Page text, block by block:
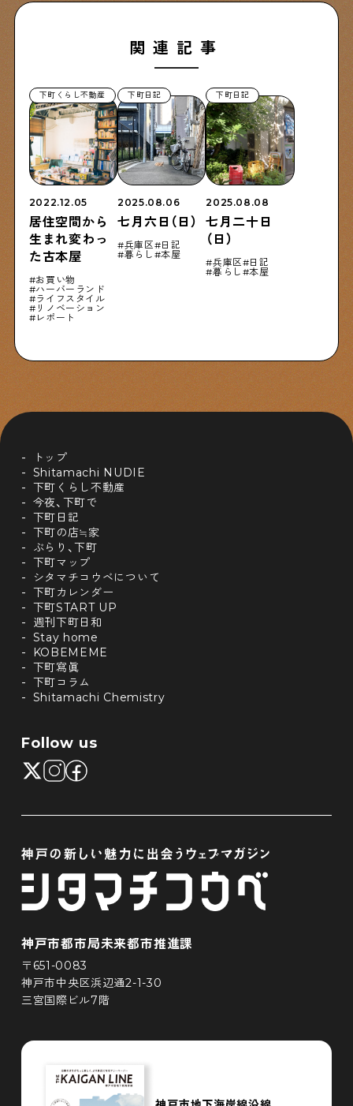
関連記事
下町くらし不動産
2022.12.05
居住空間から
生まれ変わっ
た古本屋
お買い物
ハーバーランド
ライフスタイル
リノベーション
レポート
下町日記
2025.08.06
七月六日（日）
兵庫区
日記
暮らし
本屋
下町日記
2025.08.08
七月二十日
（日）
兵庫区
日記
暮らし
本屋
トップ
Shitamachi NUDIE
下町くらし不動産
今夜、下町で
下町日記
下町の店≒家
ぶらり、下町
下町マップ
シタマチコウベについて
下町カレンダー
下町START UP
週刊下町日和
Stay home
KOBEMEME
下町寫眞
下町コラム
Shitamachi Chemistry
Follow us
神戸市都市局未来都市推進課
〒651-0083
神戸市中央区浜辺通2-1-30
三宮国際ビル7階